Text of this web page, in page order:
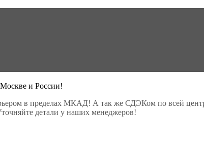
Москве и России!
в пределах МКАД! А так же СДЭКом по всей
детали у наших менеджеров!